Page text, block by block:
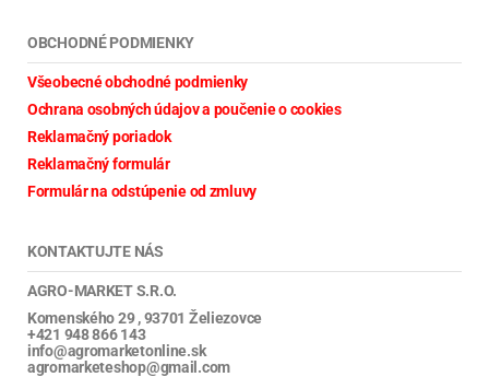
OBCHODNÉ PODMIENKY
Všeobecné obchodné podmienky
Ochrana osobných údajov a poučenie o cookies
Reklamačný poriadok
Reklamačný formulár
Formulár na odstúpenie od zmluvy
KONTAKTUJTE NÁS
AGRO-MARKET S.R.O.
Komenského 29 , 93701 Želiezovce
+421 948 866 143
info@agromarketonline.sk
agromarketeshop@gmail.com